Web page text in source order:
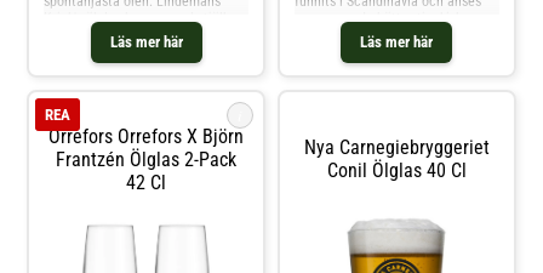
Läs mer här
Kriek's ölglas har en smal stjälk
och en stilig päronformad kupa.
Lindemans Kriek med stiliga Art
Deco- inspirerande ornament runt
Läs mer här
vara en av de bättre tjeckiska
ölen. Detta ölglas har den typiska
weissbierformen med guldkant
och har Starobrno tryckt på
Orrefors Orrefors X Björn
Frantzén Ölglas 2-Pack
42 Cl
REA
Nya Carnegiebryggeriet
Conil Ölglas 40 Cl